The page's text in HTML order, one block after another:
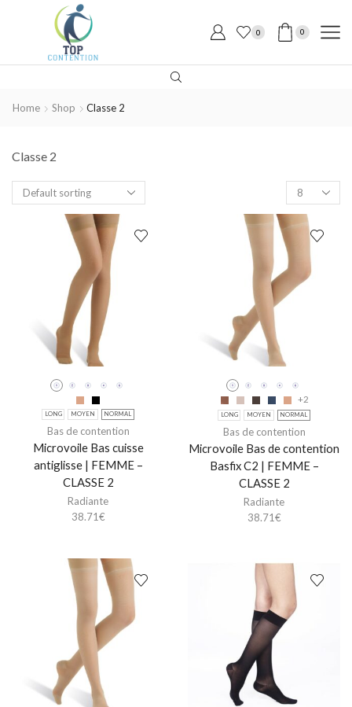
0 0
Home Shop Classe 2
Classe 2
LONG MOYEN NORMAL
Bas de contention
Microvoile Bas cuisse
antiglisse | FEMME –
CLASSE 2
Radiante
38.71€
+2
LONG MOYEN NORMAL
Bas de contention
Microvoile Bas de contention
Basfix C2 | FEMME –
CLASSE 2
Radiante
38.71€